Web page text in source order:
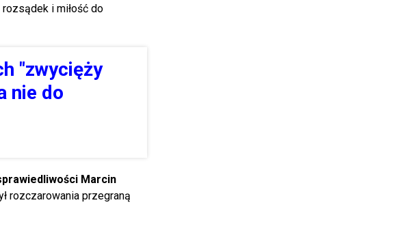
i miłość do
"zwycięży
nie do
Marcin
rozczarowania przegraną